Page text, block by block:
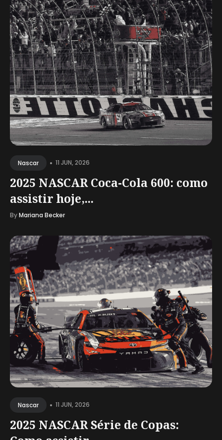
Nascar • 11 JUN, 2026
2025 NASCAR Coca-Cola 600: como
assistir hoje,...
ByMariana Becker
Nascar • 11 JUN, 2026
2025 NASCAR Série de Copas: